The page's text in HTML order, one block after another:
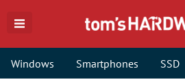
Windows Smartphones SSD